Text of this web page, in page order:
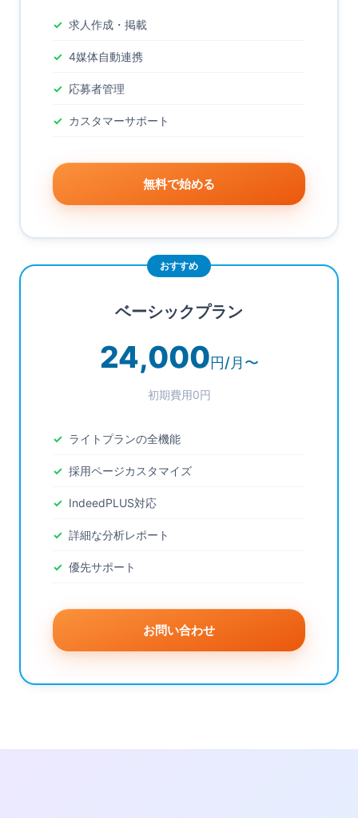
求人作成・掲載
4媒体自動連携
応募者管理
カスタマーサポート
無料で始める
ベーシックプラン
24,000円/月〜
初期費用0円
ライトプランの全機能
採用ページカスタマイズ
IndeedPLUS対応
詳細な分析レポート
優先サポート
お問い合わせ